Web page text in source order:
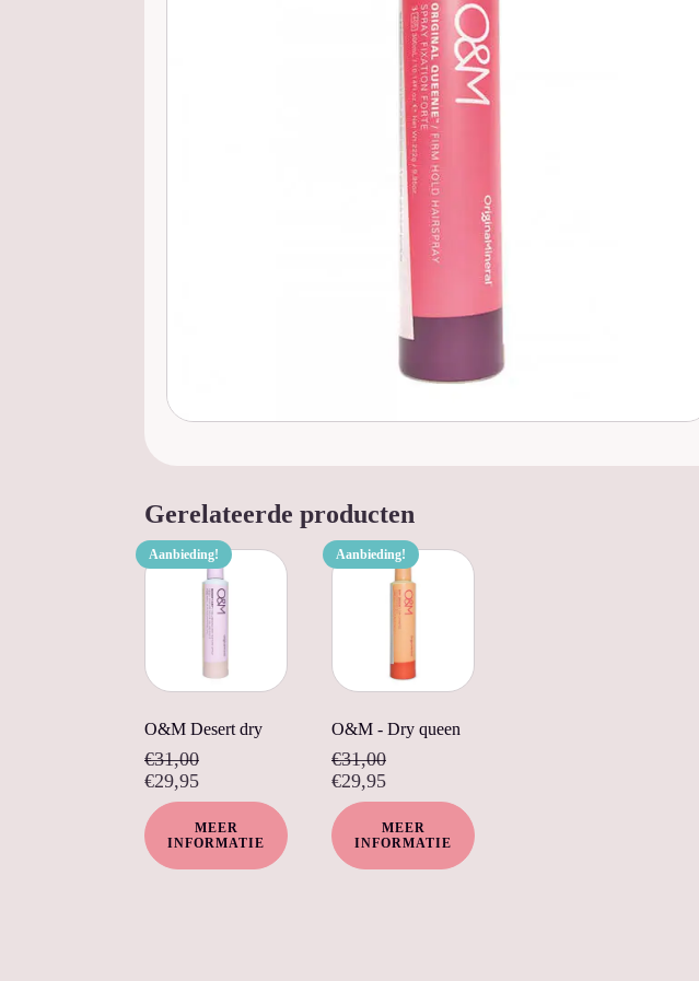
Gerelateerde producten
Aanbieding!
O&M Desert dry
€31,00
€29,95
MEER
INFORMATIE
Aanbieding!
O&M - Dry queen
€31,00
€29,95
MEER
INFORMATIE